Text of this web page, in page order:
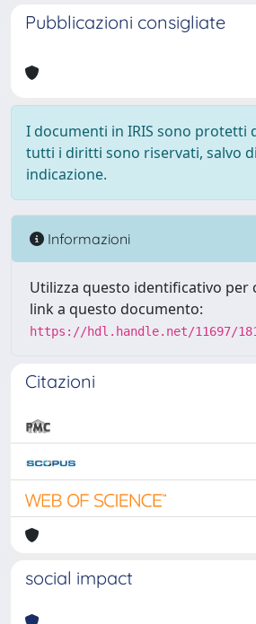
Pubblicazioni consigliate
I documenti in IRIS sono protetti
tutti i diritti sono riservati, salvo
indicazione.
Informazioni
Utilizza questo identificativo per
link a questo documento:
https://hdl.handle.net/11697/
Citazioni
social impact